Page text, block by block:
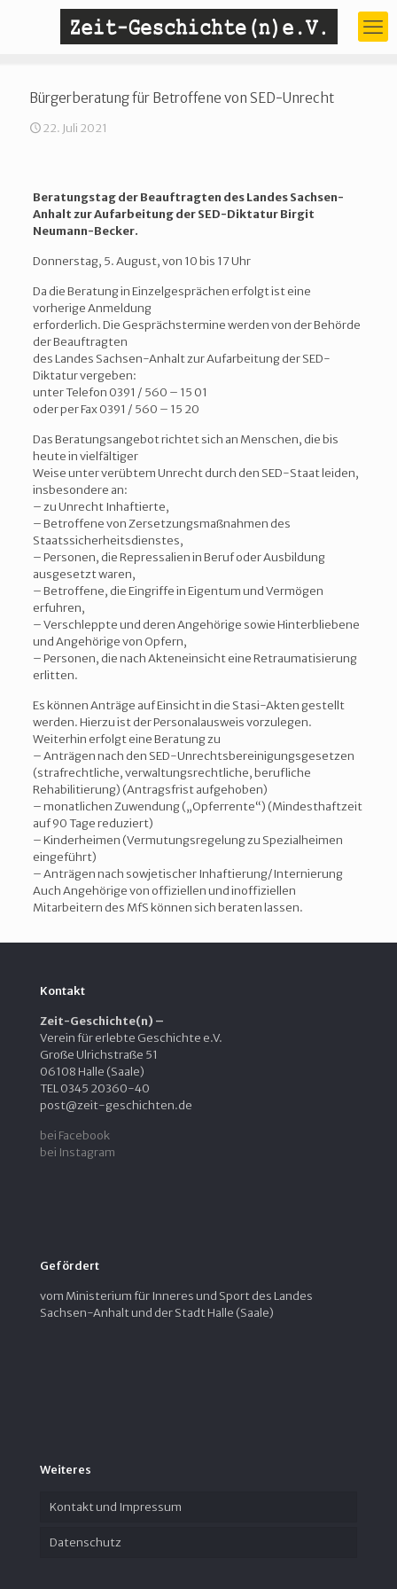
Bürgerberatung für Betroffene von SED-Unrecht
22. Juli 2021
Beratungstag der Beauftragten des Landes Sachsen-
Anhalt zur Aufarbeitung der SED-Diktatur Birgit
Neumann-Becker.
Donnerstag, 5. August, von 10 bis 17 Uhr
Da die Beratung in Einzelgesprächen erfolgt ist eine
vorherige Anmeldung
erforderlich. Die Gesprächstermine werden von der Behörde
der Beauftragten
des Landes Sachsen-Anhalt zur Aufarbeitung der SED-
Diktatur vergeben:
unter Telefon 0391 / 560 – 15 01
oder per Fax 0391 / 560 – 15 20
Das Beratungsangebot richtet sich an Menschen, die bis
heute in vielfältiger
Weise unter verübtem Unrecht durch den SED-Staat leiden,
insbesondere an:
– zu Unrecht Inhaftierte,
– Betroffene von Zersetzungsmaßnahmen des
Staatssicherheitsdienstes,
– Personen, die Repressalien in Beruf oder Ausbildung
ausgesetzt waren,
– Betroffene, die Eingriffe in Eigentum und Vermögen
erfuhren,
– Verschleppte und deren Angehörige sowie Hinterbliebene
und Angehörige von Opfern,
– Personen, die nach Akteneinsicht eine Retraumatisierung
erlitten.
Es können Anträge auf Einsicht in die Stasi-Akten gestellt
werden. Hierzu ist der Personalausweis vorzulegen.
Weiterhin erfolgt eine Beratung zu
– Anträgen nach den SED-Unrechtsbereinigungsgesetzen
(strafrechtliche, verwaltungsrechtliche, berufliche
Rehabilitierung) (Antragsfrist aufgehoben)
– monatlichen Zuwendung („Opferrente“) (Mindesthaftzeit
auf 90 Tage reduziert)
– Kinderheimen (Vermutungsregelung zu Spezialheimen
eingeführt)
– Anträgen nach sowjetischer Inhaftierung/Internierung
Auch Angehörige von offiziellen und inoffiziellen
Mitarbeitern des MfS können sich beraten lassen.
Kontakt
Zeit-Geschichte(n) –
Verein für erlebte Geschichte e.V.
Große Ulrichstraße 51
06108 Halle (Saale)
TEL 0345 20360-40
post@zeit-geschichten.de
bei Facebook
bei Instagram
Gefördert
vom Ministerium für Inneres und Sport des Landes
Sachsen-Anhalt und der Stadt Halle (Saale)
Weiteres
Kontakt und Impressum
Datenschutz